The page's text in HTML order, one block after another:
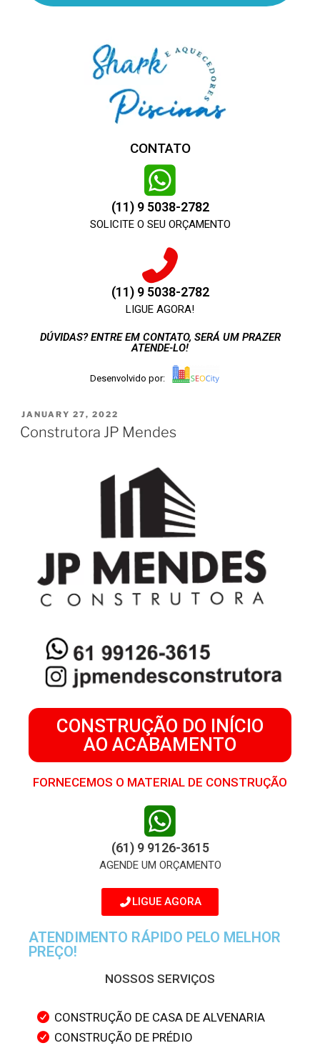
CONTATO
(11) 9 5038-2782
SOLICITE O SEU ORÇAMENTO
(11) 9 5038-2782
LIGUE AGORA!
DÚVIDAS? ENTRE EM CONTATO, SERÁ UM PRAZER
ATENDE-LO!
Desenvolvido por:
JANUARY 27, 2022
Construtora JP Mendes
CONSTRUÇÃO DO INÍCIO
AO ACABAMENTO
FORNECEMOS O MATERIAL DE CONSTRUÇÃO
(61) 9 9126-3615
AGENDE UM ORÇAMENTO
LIGUE AGORA
ATENDIMENTO RÁPIDO PELO MELHOR
PREÇO!
NOSSOS SERVIÇOS
CONSTRUÇÃO DE CASA DE ALVENARIA
CONSTRUÇÃO DE PRÉDIO